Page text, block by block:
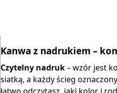
Kanwa z nadrukiem –
Czytelny nadruk– wzór jest
siatką, a każdy ścieg